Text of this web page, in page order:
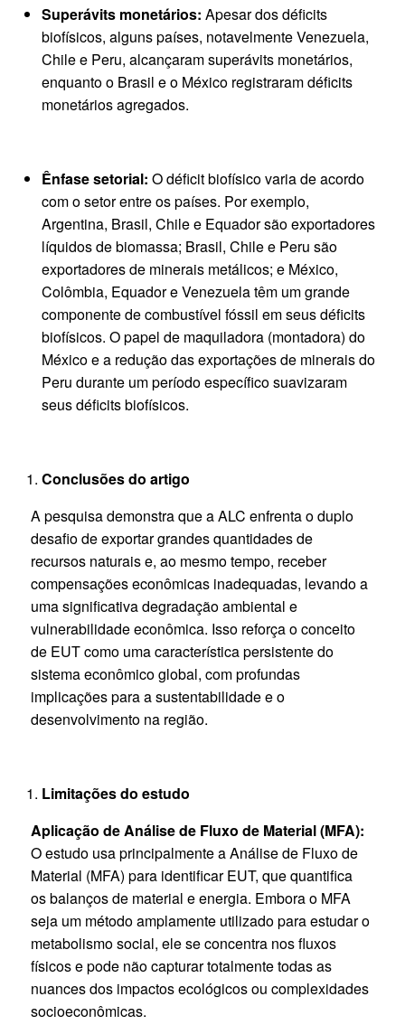
Superávits monetários: Apesar dos déficits
biofísicos, alguns países, notavelmente Venezuela,
Chile e Peru, alcançaram superávits monetários,
enquanto o Brasil e o México registraram déficits
monetários agregados.
Ênfase setorial: O déficit biofísico varia de acordo
com o setor entre os países. Por exemplo,
Argentina, Brasil, Chile e Equador são exportadores
líquidos de biomassa; Brasil, Chile e Peru são
exportadores de minerais metálicos; e México,
Colômbia, Equador e Venezuela têm um grande
componente de combustível fóssil em seus déficits
biofísicos. O papel de maquiladora (montadora) do
México e a redução das exportações de minerais do
Peru durante um período específico suavizaram
seus déficits biofísicos.
Conclusões do artigo
A pesquisa demonstra que a ALC enfrenta o duplo
desafio de exportar grandes quantidades de
recursos naturais e, ao mesmo tempo, receber
compensações econômicas inadequadas, levando a
uma significativa degradação ambiental e
vulnerabilidade econômica. Isso reforça o conceito
de EUT como uma característica persistente do
sistema econômico global, com profundas
implicações para a sustentabilidade e o
desenvolvimento na região.
Limitações do estudo
Aplicação de Análise de Fluxo de Material (MFA):
O estudo usa principalmente a Análise de Fluxo de
Material (MFA) para identificar EUT, que quantifica
os balanços de material e energia. Embora o MFA
seja um método amplamente utilizado para estudar o
metabolismo social, ele se concentra nos fluxos
físicos e pode não capturar totalmente todas as
nuances dos impactos ecológicos ou complexidades
socioeconômicas.